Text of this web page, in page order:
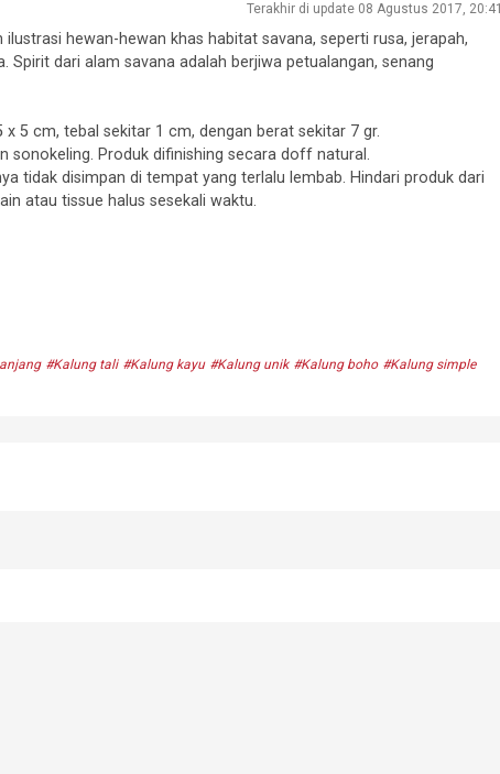
Terakhir di update 08 Agustus 2017, 20:41
hewan-hewan khas habitat savana, seperti rusa, jerapah,
Spirit dari alam savana adalah berjiwa petualangan, senang
5 cm, tebal sekitar 1 cm, dengan berat sekitar 7 gr.
sonokeling. Produk difinishing secara doff natural.
tidak disimpan di tempat yang terlalu lembab. Hindari produk dari
atau tissue halus sesekali waktu.
#Kalung tali #Kalung kayu #Kalung unik #Kalung boho #Kalung simple